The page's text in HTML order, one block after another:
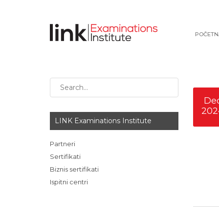
LINK Examinations Institute
Partneri
Sertifikati
Biznis sertifikati
Ispitni centri